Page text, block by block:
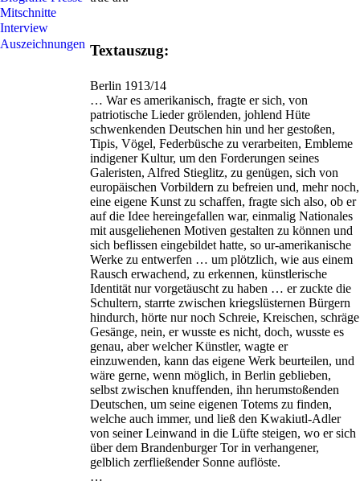
Mitschnitte
Interview
Auszeichnungen Textauszug:
Berlin 1913/14
… War es amerikanisch, fragte er sich, von
patriotische Lieder grölenden, johlend Hüte
schwenkenden Deutschen hin und her gestoßen,
Tipis, Vögel, Federbüsche zu verarbeiten, Embleme
indigener Kultur, um den Forderungen seines
Galeristen, Alfred Stieglitz, zu genügen, sich von
europäischen Vorbildern zu befreien und, mehr noch,
eine eigene Kunst zu schaffen, fragte sich also, ob er
auf die Idee hereingefallen war, einmalig Nationales
mit ausgeliehenen Motiven gestalten zu können und
sich beflissen eingebildet hatte, so ur-amerikanische
Werke zu entwerfen … um plötzlich, wie aus einem
Rausch erwachend, zu erkennen, künstlerische
Identität nur vorgetäuscht zu haben … er zuckte die
Schultern, starrte zwischen kriegslüsternen Bürgern
hindurch, hörte nur noch Schreie, Kreischen, schräge
Gesänge, nein, er wusste es nicht, doch, wusste es
genau, aber welcher Künstler, wagte er
einzuwenden, kann das eigene Werk beurteilen, und
wäre gerne, wenn möglich, in Berlin geblieben,
selbst zwischen knuffenden, ihn herumstoßenden
Deutschen, um seine eigenen Totems zu finden,
welche auch immer, und ließ den Kwakiutl-Adler
von seiner Leinwand in die Lüfte steigen, wo er sich
über dem Brandenburger Tor in verhangener,
gelblich zerfließender Sonne auflöste.
…